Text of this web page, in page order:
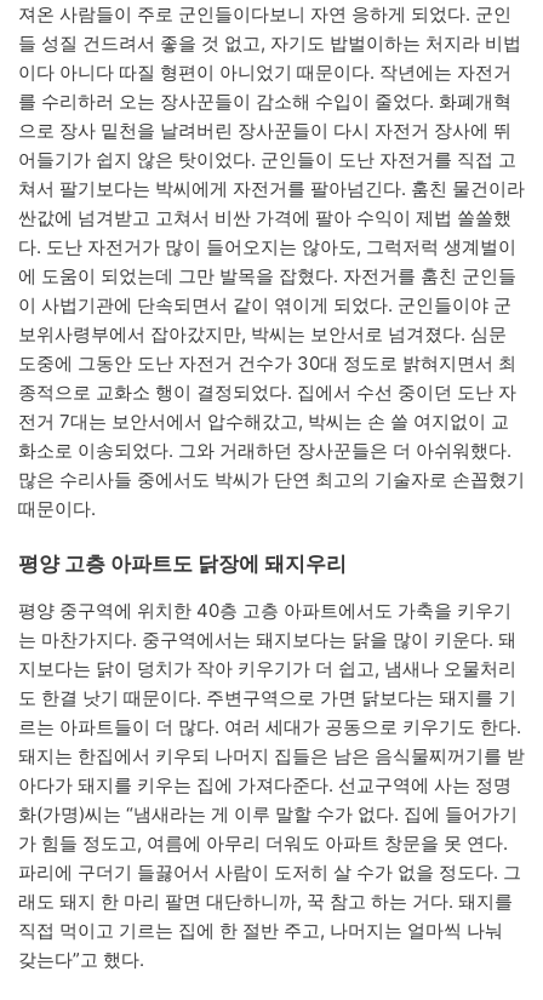
져온 사람들이 주로 군인들이다보니 자연 응하게 되었다. 군인
들 성질 건드려서 좋을 것 없고, 자기도 밥벌이하는 처지라 비법
이다 아니다 따질 형편이 아니었기 때문이다. 작년에는 자전거
를 수리하러 오는 장사꾼들이 감소해 수입이 줄었다. 화폐개혁
으로 장사 밑천을 날려버린 장사꾼들이 다시 자전거 장사에 뛰
어들기가 쉽지 않은 탓이었다. 군인들이 도난 자전거를 직접 고
쳐서 팔기보다는 박씨에게 자전거를 팔아넘긴다. 훔친 물건이라
싼값에 넘겨받고 고쳐서 비싼 가격에 팔아 수익이 제법 쏠쏠했
다. 도난 자전거가 많이 들어오지는 않아도, 그럭저럭 생계벌이
에 도움이 되었는데 그만 발목을 잡혔다. 자전거를 훔친 군인들
이 사법기관에 단속되면서 같이 엮이게 되었다. 군인들이야 군
보위사령부에서 잡아갔지만, 박씨는 보안서로 넘겨졌다. 심문
도중에 그동안 도난 자전거 건수가 30대 정도로 밝혀지면서 최
종적으로 교화소 행이 결정되었다. 집에서 수선 중이던 도난 자
전거 7대는 보안서에서 압수해갔고, 박씨는 손 쓸 여지없이 교
화소로 이송되었다. 그와 거래하던 장사꾼들은 더 아쉬워했다.
많은 수리사들 중에서도 박씨가 단연 최고의 기술자로 손꼽혔기
때문이다.
평양 고층 아파트도 닭장에 돼지우리
평양 중구역에 위치한 40층 고층 아파트에서도 가축을 키우기
는 마찬가지다. 중구역에서는 돼지보다는 닭을 많이 키운다. 돼
지보다는 닭이 덩치가 작아 키우기가 더 쉽고, 냄새나 오물처리
도 한결 낫기 때문이다. 주변구역으로 가면 닭보다는 돼지를 기
르는 아파트들이 더 많다. 여러 세대가 공동으로 키우기도 한다.
돼지는 한집에서 키우되 나머지 집들은 남은 음식물찌꺼기를 받
아다가 돼지를 키우는 집에 가져다준다. 선교구역에 사는 정명
화(가명)씨는 “냄새라는 게 이루 말할 수가 없다. 집에 들어가기
가 힘들 정도고, 여름에 아무리 더워도 아파트 창문을 못 연다.
파리에 구더기 들끓어서 사람이 도저히 살 수가 없을 정도다. 그
래도 돼지 한 마리 팔면 대단하니까, 꾹 참고 하는 거다. 돼지를
직접 먹이고 기르는 집에 한 절반 주고, 나머지는 얼마씩 나눠
갖는다”고 했다.